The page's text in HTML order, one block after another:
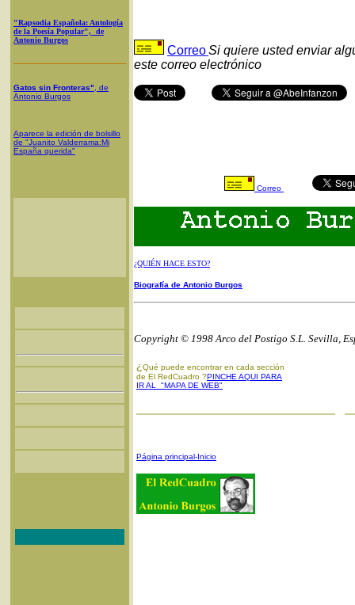
"Rapsodia Española: Antología
de la Poesía Popular", de
Antonio Burgos
Gatos sin Fronteras" , de
Antonio Burgos
Aparece la edición de bolsillo
de "Juanito Valderrama:Mi
España querida"
CorreoSi quiere usted enviar
este correo electrónico
Correo
¿QUIÉN HACE ESTO?
Biografía de Antonio Burgos
Copyright © 1998 Arco del Postigo S.L. Sevilla,
¿ Qué puede encontrar en cada sección
de El RedCuadro ?PINCHE AQUI PARA
IR AL "MAPA DE WEB"
Página principal-Inicio